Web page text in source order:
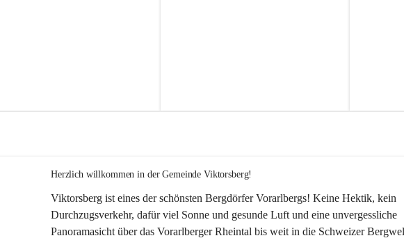
Herzlich willkommen in der Gemeinde Viktorsberg!
Viktorsberg ist eines der schönsten Bergdörfer Vorarlbergs! Keine Hektik, kein
Durchzugsverkehr, dafür viel Sonne und gesunde Luft und eine unvergessliche
Panoramasicht über das Vorarlberger Rheintal bis weit in die Schweizer